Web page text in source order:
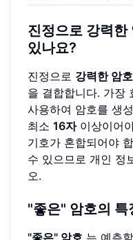
진정으로 강력한
있나요?
진정으로 강력한 암호
을 결합합니다. 가장
사용하여 암호를 생
최소 16자이상이어
기호가 혼합되어야
수 있으므로 개인 정
오.
"좋은" 암호의 특
"좋은" 암호 는 예측